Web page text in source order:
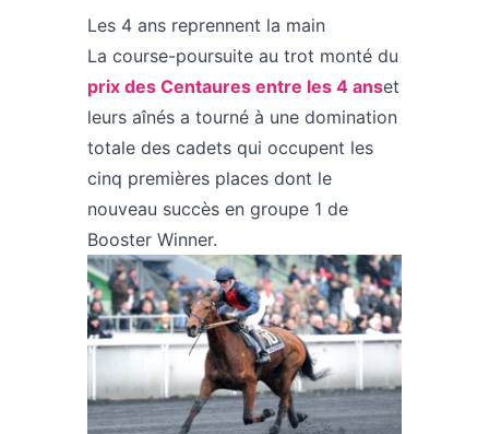
Les 4 ans reprennent la main
La course-poursuite au trot monté du
prix des Centaures entre les 4 anset
leurs aînés a tourné à une domination
totale des cadets qui occupent les
cinq premières places dont le
nouveau succès en groupe 1 de
Booster Winner.